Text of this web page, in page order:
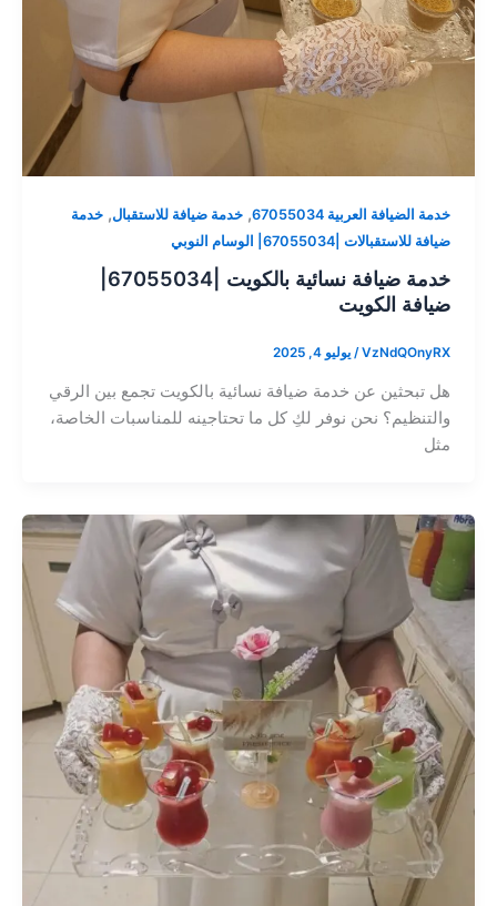
خدمة الضيافة العربية 67055034 , خدمة ضيافة للاستقبال, خدمة
ضيافة للاستقبالات |67055034| الوسام النوبي
ضيافة الكويت
VzNdQOnyRX
/ يوليو 4, 2025
هل تبحثين عن خدمة ضيافة نسائية بالكويت تجمع بين الرقي
والتنظيم؟ نحن نوفر لكِ كل ما تحتاجينه للمناسبات الخاصة،
مثل